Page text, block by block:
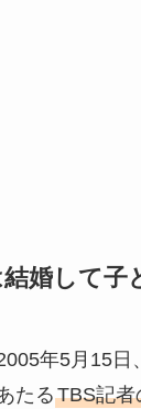
婚して子
年5月15日
たるTBS記者